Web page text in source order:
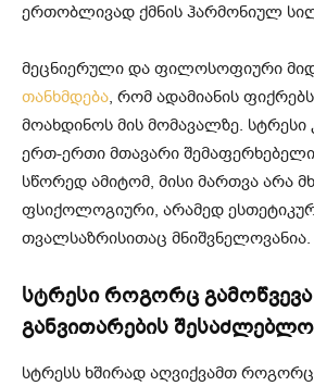
ერთობლივად ქმნის ჰარმონიულ
მეცნიერული და ფილოსოფიური
თანხმდება, რომ ადამიანის
მოახდინოს მის მომავალზე. სტრესი
ერთ-ერთი მთავარი
სწორედ ამიტომ, მისი მართვა არა
ფსიქოლოგიური, არამედ
თვალსაზრისითაც მნიშვნელოვანია.
სტრესი როგორც
განვითარების
სტრესს ხშირად აღვიქვამთ